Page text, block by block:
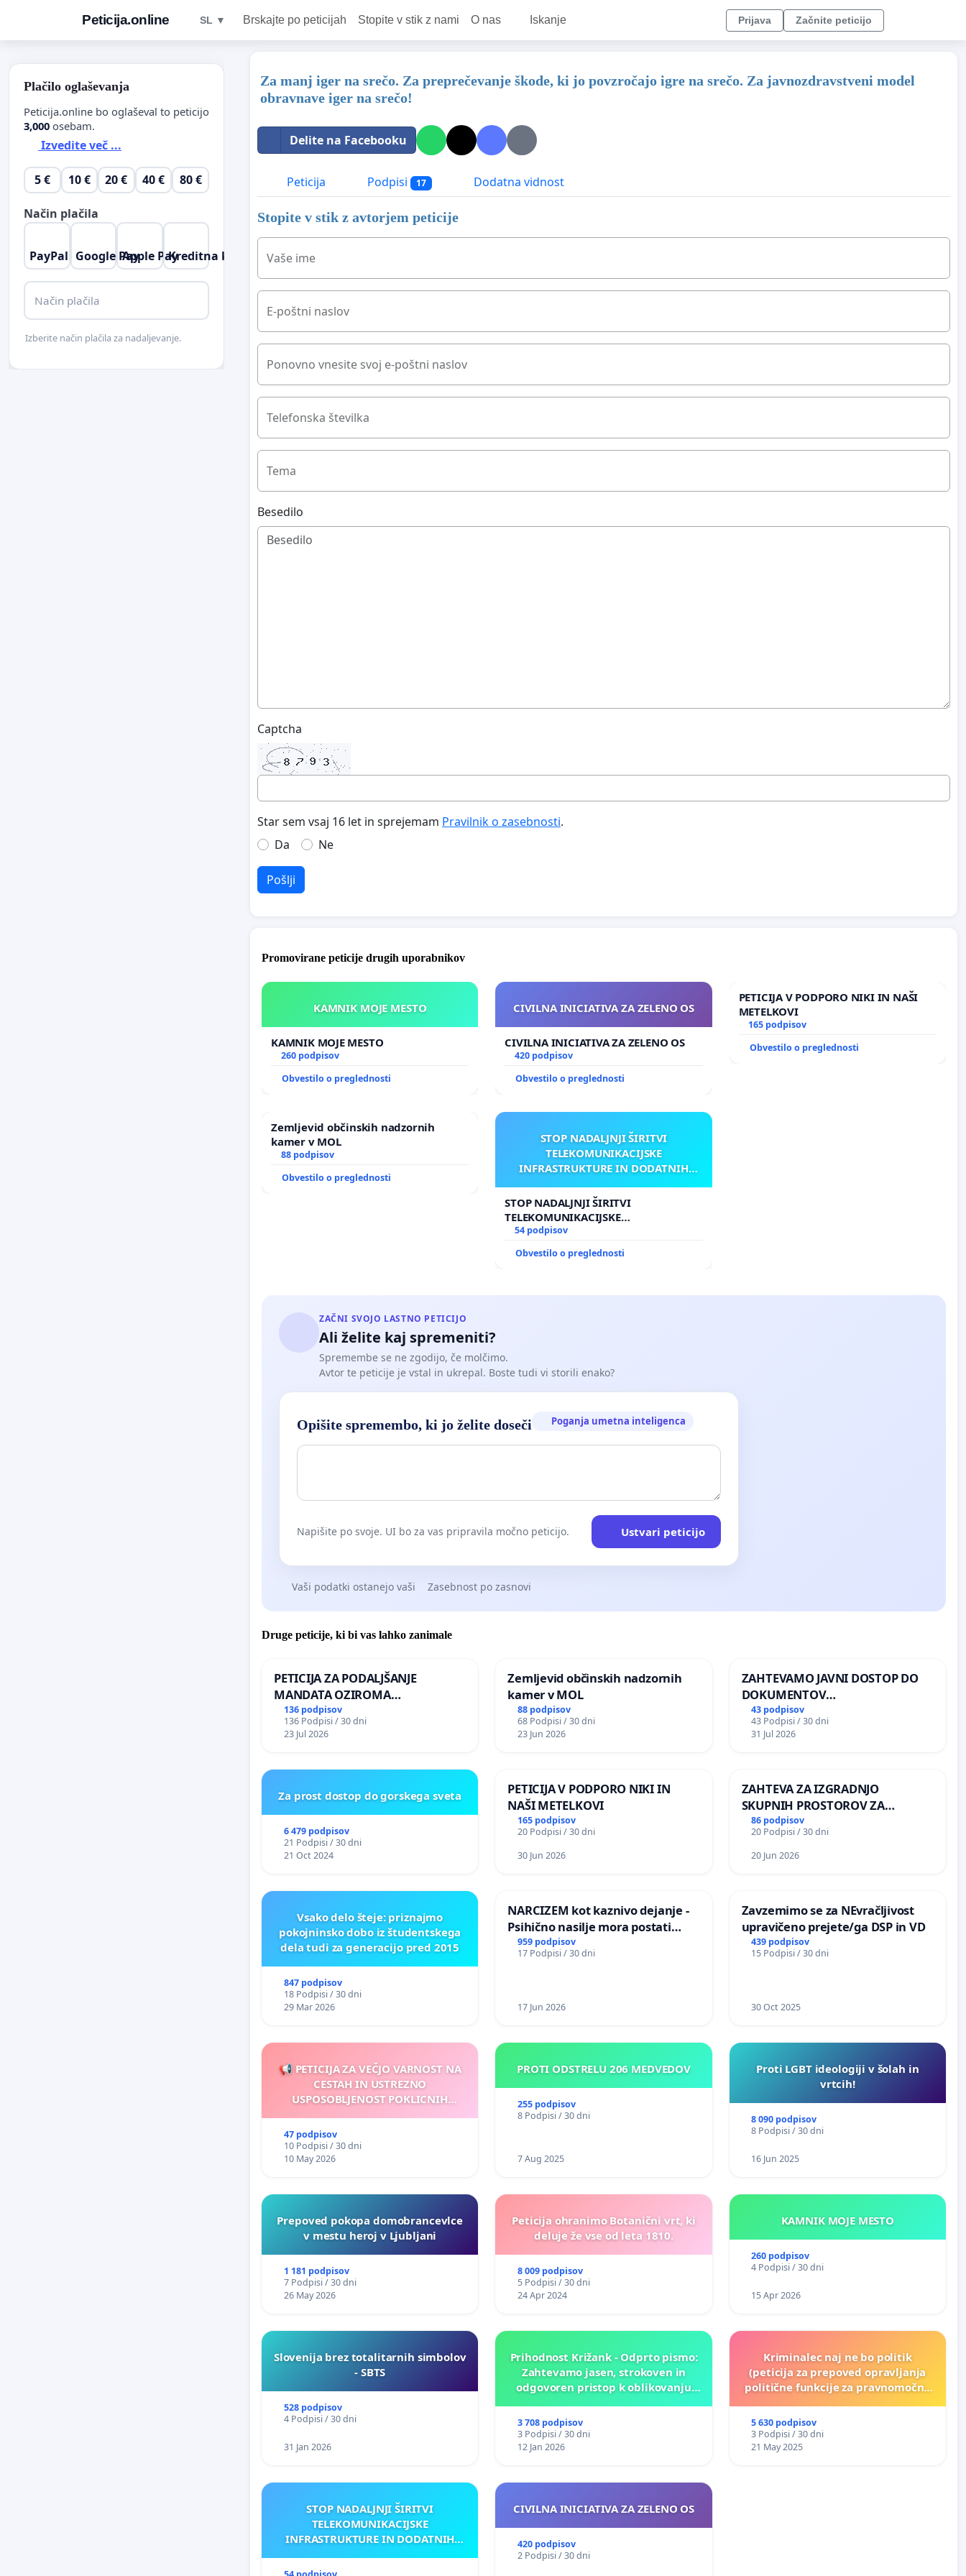
Peticija.online SL ▼ Brskajte po peticijah Stopite v stik z nami O nas Iskanje Prijava Začnite peticijo
Za manj iger na srečo. Za preprečevanje škode, ki jo povzročajo igre na srečo. Za javnozdravstveni model
obravnave iger na srečo!
Delite na Facebooku
Peticija Podpisi 17 Dodatna vidnost
Stopite v stik z avtorjem peticije
Vaše ime
E-poštni naslov
Ponovno vnesite svoj e-poštni naslov
Telefonska številka
Tema
Besedilo
Captcha
Star sem vsaj 16 let in sprejemam Pravilnik o zasebnosti.
Da
Ne
Pošlji
Promovirane peticije drugih uporabnikov
KAMNIK MOJE MESTO
KAMNIK MOJE MESTO
260 podpisov
Obvestilo o preglednosti
CIVILNA INICIATIVA ZA ZELENO OS
CIVILNA INICIATIVA ZA ZELENO OS
420 podpisov
Obvestilo o preglednosti
PETICIJA V PODPORO NIKI IN NAŠI
METELKOVI
165 podpisov
Obvestilo o preglednosti
Zemljevid občinskih nadzornih
kamer v MOL
88 podpisov
Obvestilo o preglednosti
STOP NADALJNJI ŠIRITVI
TELEKOMUNIKACIJSKE
INFRASTRUKTURE IN DODATNIH
STOP NADALJNJI ŠIRITVI
TELEKOMUNIKACIJSKE
INFRASTRUKTURE IN DODATNIH
54 podpisov
Obvestilo o preglednosti
ZAČNI SVOJO LASTNO PETICIJO
Ali želite kaj spremeniti?
Spremembe se ne zgodijo, če molčimo.
Avtor te peticije je vstal in ukrepal. Boste tudi vi storili enako?
Opišite spremembo, ki jo želite doseči Poganja umetna inteligenca
Napišite po svoje. UI bo za vas pripravila močno peticijo. Ustvari peticijo
Vaši podatki ostanejo vaši Zasebnost po zasnovi
Druge peticije, ki bi vas lahko zanimale
PETICIJA ZA PODALJŠANJE
MANDATA OZIROMA
ČIMPREJŠNJO PONOVNO
NAPOTITEV GOSPODA BERNARDA
ŠRAJNERJA NA VELEPOSLANIŠTVO
136 podpisov
136 Podpisi / 30 dni
23 Jul 2026
Zemljevid občinskih nadzornih
kamer v MOL
88 podpisov
68 Podpisi / 30 dni
23 Jun 2026
ZAHTEVAMO JAVNI DOSTOP DO
DOKUMENTOV
PARLAMENTARNIH
PREISKOVALNIH KOMISIJ O
ILEGALNI TRGOVINI Z OROŽJEM
43 podpisov
43 Podpisi / 30 dni
31 Jul 2026
Za prost dostop do gorskega sveta
6 479 podpisov
21 Podpisi / 30 dni
21 Oct 2024
PETICIJA V PODPORO NIKI IN
NAŠI METELKOVI
165 podpisov
20 Podpisi / 30 dni
30 Jun 2026
ZAHTEVA ZA IZGRADNJO
SKUPNIH PROSTOROV ZA
PREBIVALCE KRAJEVNE
SKUPNOSTI PRESTRANEK
86 podpisov
20 Podpisi / 30 dni
20 Jun 2026
Vsako delo šteje: priznajmo
pokojninsko dobo iz študentskega
dela tudi za generacijo pred 2015
847 podpisov
18 Podpisi / 30 dni
29 Mar 2026
NARCIZEM kot kaznivo dejanje -
Psihično nasilje mora postati
enako prepoznano kot fizično
nasilje
959 podpisov
17 Podpisi / 30 dni
17 Jun 2026
Zavzemimo se za NEvračljivost
upravičeno prejete/ga DSP in VD
439 podpisov
15 Podpisi / 30 dni
30 Oct 2025
📢 PETICIJA ZA VEČJO VARNOST NA
CESTAH IN USTREZNO
USPOSOBLJENOST POKLICNIH
47 podpisov
10 Podpisi / 30 dni
10 May 2026
PROTI ODSTRELU 206 MEDVEDOV
255 podpisov
8 Podpisi / 30 dni
7 Aug 2025
Proti LGBT ideologiji v šolah in
vrtcih!
8 090 podpisov
8 Podpisi / 30 dni
16 Jun 2025
Prepoved pokopa domobrancevlce
v mestu heroj v Ljubljani
1 181 podpisov
7 Podpisi / 30 dni
26 May 2026
Peticija ohranimo Botanični vrt, ki
deluje že vse od leta 1810.
8 009 podpisov
5 Podpisi / 30 dni
24 Apr 2024
KAMNIK MOJE MESTO
260 podpisov
4 Podpisi / 30 dni
15 Apr 2026
Slovenija brez totalitarnih simbolov
- SBTS
528 podpisov
4 Podpisi / 30 dni
31 Jan 2026
Prihodnost Križank - Odprto pismo:
Zahtevamo jasen, strokoven in
odgovoren pristop k oblikovanju
3 708 podpisov
3 Podpisi / 30 dni
12 Jan 2026
Kriminalec naj ne bo politik
(peticija za prepoved opravljanja
politične funkcije za pravnomočno
5 630 podpisov
3 Podpisi / 30 dni
21 May 2025
STOP NADALJNJI ŠIRITVI
TELEKOMUNIKACIJSKE
INFRASTRUKTURE IN DODATNIH
CIVILNA INICIATIVA ZA ZELENO OS
420 podpisov
2 Podpisi / 30 dni
Plačilo oglaševanja
Peticija.online bo oglaševal to peticijo
3,000 osebam.
Izvedite več ...
5 € 10 € 20 € 40 € 80 €
Način plačila
PayPal Google PayApple PayKreditna kartica
Način plačila
Izberite način plačila za nadaljevanje.